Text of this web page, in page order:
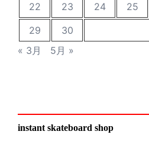
22
23 24 25
29
30
« 3月
5月 »
instant skateboard shop